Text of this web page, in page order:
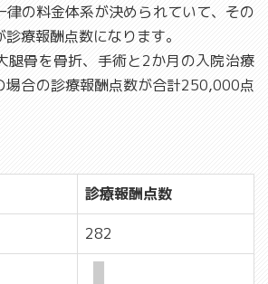
律の料金体系が決められていて、その
療報酬点数になります。
腿骨を骨折、手術と2か月の入院治療
場合の診療報酬点数が合計250,000点
診療報酬点数
282